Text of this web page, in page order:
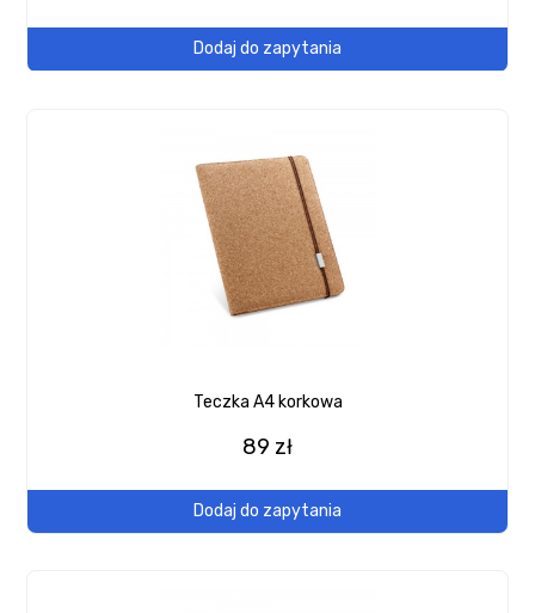
Dodaj do zapytania
Teczka A4 korkowa
89 zł
Dodaj do zapytania